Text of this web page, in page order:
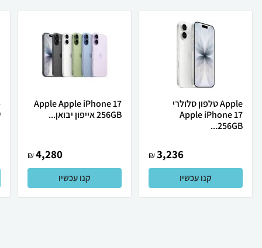
Apple טלפון סלולרי
Apple iPhone 17
256GB...
3,236
₪
קנו עכשיו
Apple Apple iPhone 17
256GB אייפון יבואן...
4,280
₪
קנו עכשיו